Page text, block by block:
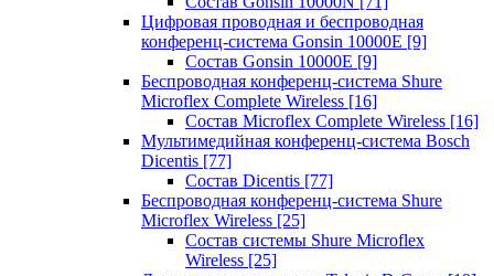
Цифровая проводная и беспроводная
конференц-система Gonsin 10000E [9]
Состав Gonsin 10000E [9]
Беспроводная конференц-система Shure
Microflex Complete Wireless [16]
Состав Microflex Complete Wireless [16]
Мультимедийная конференц-система Bosch
Dicentis [77]
Состав Dicentis [77]
Беспроводная конференц-система Shure
Microflex Wireless [25]
Состав системы Shure Microflex
Wireless [25]